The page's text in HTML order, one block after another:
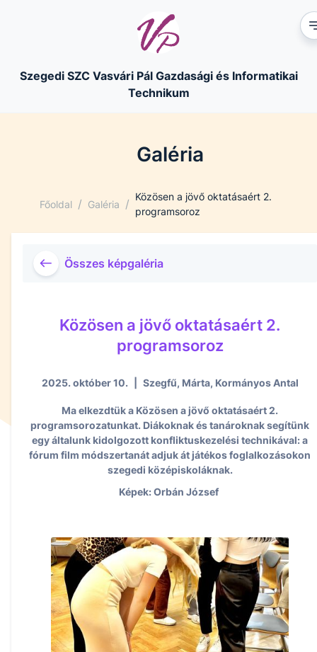
Szegedi SZC Vasvári Pál Gazdasági és Informatikai
Technikum
Galéria
Főoldal / Galéria /
Közösen a jövő oktatásaért 2.
programsoroz
Összes képgaléria
Közösen a jövő oktatásaért 2.
programsoroz
2025. október 10. Szegfű, Márta, Kormányos Antal
Ma elkezdtük a Közösen a jövő oktatásaért 2.
programsorozatunkat. Diákoknak és tanároknak segítünk
egy általunk kidolgozott konfliktuskezelési technikával: a
fórum film módszertanát adjuk át játékos foglalkozásokon
szegedi középiskoláknak.
Képek: Orbán József